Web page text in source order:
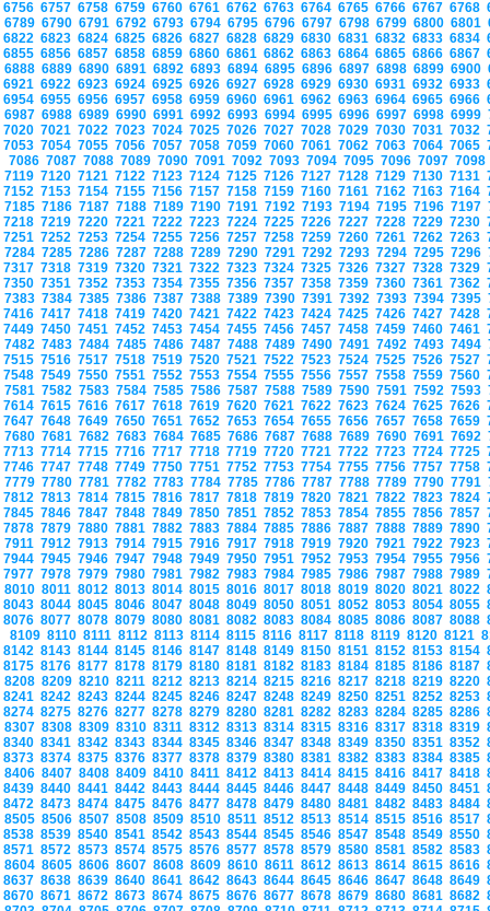
6756 6757 6758 6759 6760 6761 6762 6763 6764 6765 6766 6767 6768
6789 6790 6791 6792 6793 6794 6795 6796 6797 6798 6799 6800 6801
6822 6823 6824 6825 6826 6827 6828 6829 6830 6831 6832 6833 6834
6855 6856 6857 6858 6859 6860 6861 6862 6863 6864 6865 6866 6867
6888 6889 6890 6891 6892 6893 6894 6895 6896 6897 6898 6899 6900
6921 6922 6923 6924 6925 6926 6927 6928 6929 6930 6931 6932 6933
6954 6955 6956 6957 6958 6959 6960 6961 6962 6963 6964 6965 6966
6987 6988 6989 6990 6991 6992 6993 6994 6995 6996 6997 6998 6999
7020 7021 7022 7023 7024 7025 7026 7027 7028 7029 7030 7031 7032
7053 7054 7055 7056 7057 7058 7059 7060 7061 7062 7063 7064 7065
7086 7087 7088 7089 7090 7091 7092 7093 7094 7095 7096 7097
7119 7120 7121 7122 7123 7124 7125 7126 7127 7128 7129 7130 7131
7152 7153 7154 7155 7156 7157 7158 7159 7160 7161 7162 7163 7164
7185 7186 7187 7188 7189 7190 7191 7192 7193 7194 7195 7196 7197
7218 7219 7220 7221 7222 7223 7224 7225 7226 7227 7228 7229 7230
7251 7252 7253 7254 7255 7256 7257 7258 7259 7260 7261 7262 7263
7284 7285 7286 7287 7288 7289 7290 7291 7292 7293 7294 7295 7296
7317 7318 7319 7320 7321 7322 7323 7324 7325 7326 7327 7328 7329
7350 7351 7352 7353 7354 7355 7356 7357 7358 7359 7360 7361 7362
7383 7384 7385 7386 7387 7388 7389 7390 7391 7392 7393 7394 7395
7416 7417 7418 7419 7420 7421 7422 7423 7424 7425 7426 7427 7428
7449 7450 7451 7452 7453 7454 7455 7456 7457 7458 7459 7460 7461
7482 7483 7484 7485 7486 7487 7488 7489 7490 7491 7492 7493 7494
7515 7516 7517 7518 7519 7520 7521 7522 7523 7524 7525 7526 7527
7548 7549 7550 7551 7552 7553 7554 7555 7556 7557 7558 7559 7560
7581 7582 7583 7584 7585 7586 7587 7588 7589 7590 7591 7592 7593
7614 7615 7616 7617 7618 7619 7620 7621 7622 7623 7624 7625 7626
7647 7648 7649 7650 7651 7652 7653 7654 7655 7656 7657 7658 7659
7680 7681 7682 7683 7684 7685 7686 7687 7688 7689 7690 7691 7692
7713 7714 7715 7716 7717 7718 7719 7720 7721 7722 7723 7724 7725
7746 7747 7748 7749 7750 7751 7752 7753 7754 7755 7756 7757 7758
7779 7780 7781 7782 7783 7784 7785 7786 7787 7788 7789 7790 7791
7812 7813 7814 7815 7816 7817 7818 7819 7820 7821 7822 7823 7824
7845 7846 7847 7848 7849 7850 7851 7852 7853 7854 7855 7856 7857
7878 7879 7880 7881 7882 7883 7884 7885 7886 7887 7888 7889 7890
7911 7912 7913 7914 7915 7916 7917 7918 7919 7920 7921 7922 7923
7944 7945 7946 7947 7948 7949 7950 7951 7952 7953 7954 7955 7956
7977 7978 7979 7980 7981 7982 7983 7984 7985 7986 7987 7988 7989
8010 8011 8012 8013 8014 8015 8016 8017 8018 8019 8020 8021 8022
8043 8044 8045 8046 8047 8048 8049 8050 8051 8052 8053 8054 8055
8076 8077 8078 8079 8080 8081 8082 8083 8084 8085 8086 8087 8088
8109 8110 8111 8112 8113 8114 8115 8116 8117 8118 8119 8120 8121
8142 8143 8144 8145 8146 8147 8148 8149 8150 8151 8152 8153 8154
8175 8176 8177 8178 8179 8180 8181 8182 8183 8184 8185 8186 8187
8208 8209 8210 8211 8212 8213 8214 8215 8216 8217 8218 8219 8220
8241 8242 8243 8244 8245 8246 8247 8248 8249 8250 8251 8252 8253
8274 8275 8276 8277 8278 8279 8280 8281 8282 8283 8284 8285 8286
8307 8308 8309 8310 8311 8312 8313 8314 8315 8316 8317 8318 8319
8340 8341 8342 8343 8344 8345 8346 8347 8348 8349 8350 8351 8352
8373 8374 8375 8376 8377 8378 8379 8380 8381 8382 8383 8384 8385
8406 8407 8408 8409 8410 8411 8412 8413 8414 8415 8416 8417 8418
8439 8440 8441 8442 8443 8444 8445 8446 8447 8448 8449 8450 8451
8472 8473 8474 8475 8476 8477 8478 8479 8480 8481 8482 8483 8484
8505 8506 8507 8508 8509 8510 8511 8512 8513 8514 8515 8516 8517
8538 8539 8540 8541 8542 8543 8544 8545 8546 8547 8548 8549 8550
8571 8572 8573 8574 8575 8576 8577 8578 8579 8580 8581 8582 8583
8604 8605 8606 8607 8608 8609 8610 8611 8612 8613 8614 8615 8616
8637 8638 8639 8640 8641 8642 8643 8644 8645 8646 8647 8648 8649
8670 8671 8672 8673 8674 8675 8676 8677 8678 8679 8680 8681 8682